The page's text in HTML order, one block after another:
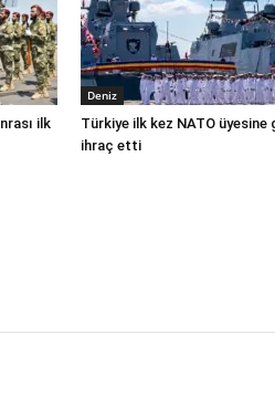
ilk
Deniz
Türkiye ilk kez NATO üyesine
ihraç etti